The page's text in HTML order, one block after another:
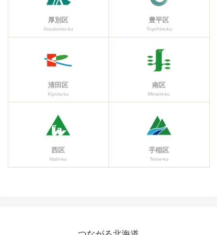
厚別区
Atsubetsu-ku
豊平区
Toyohira-ku
清田区
Kiyota-ku
南区
Minami-ku
西区
Nishi-ku
手稲区
Teine-ku